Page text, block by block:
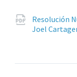
Resolución
Joel